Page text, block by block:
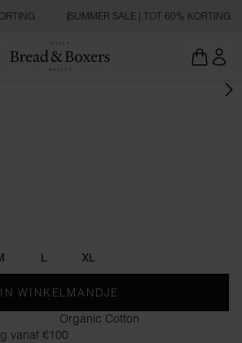
SUMMER SALE | TOT 60% KORTING
L XL
IN WINKELMANDJE
Organic Cotton
vanaf €100